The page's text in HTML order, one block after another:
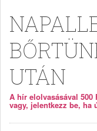
UTÁN
A hír elolvasásával 500
vagy, jelentkezz be, ha